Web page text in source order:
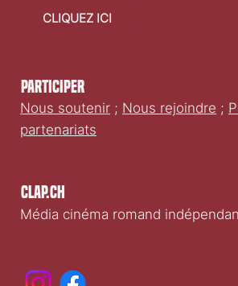
Clap.ch
Média cinéma romand
Participer
Nous soutenir ; Nous rejoindre ;
partenariats
CLIQUEZ ICI